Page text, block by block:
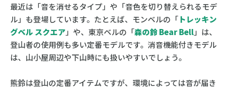
最近は「音を消せるタイプ」や「音色を切り替えられるモデ
ル」も登場しています。たとえば、モンベルの「トレッキン
グベル スクエア」や、東京ベルの「森の鈴 Bear Bell」は、
登山者の使用例も多い定番モデルです。消音機能付きモデル
は、山小屋周辺や下山時にも扱いやすいでしょう。
熊鈴は登山の定番アイテムですが、環境によっては音が届き